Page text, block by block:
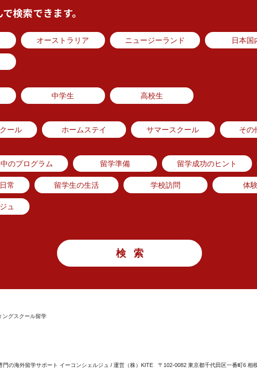
検索できます。
オーストラリア ニュージーランド 日本国
中学生 高校生
ール ホームステイ サマースクール その
のプログラム 留学準備 留学成功のヒント
常 留学生の生活 学校訪問 体
ュ
グスクール留学
門の海外留学サポート イーコンシェルジュ / 運営（株）KITE 〒102-0082 東京都千代田区一番町6 相